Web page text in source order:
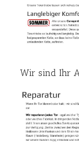
Wir sind Ihr